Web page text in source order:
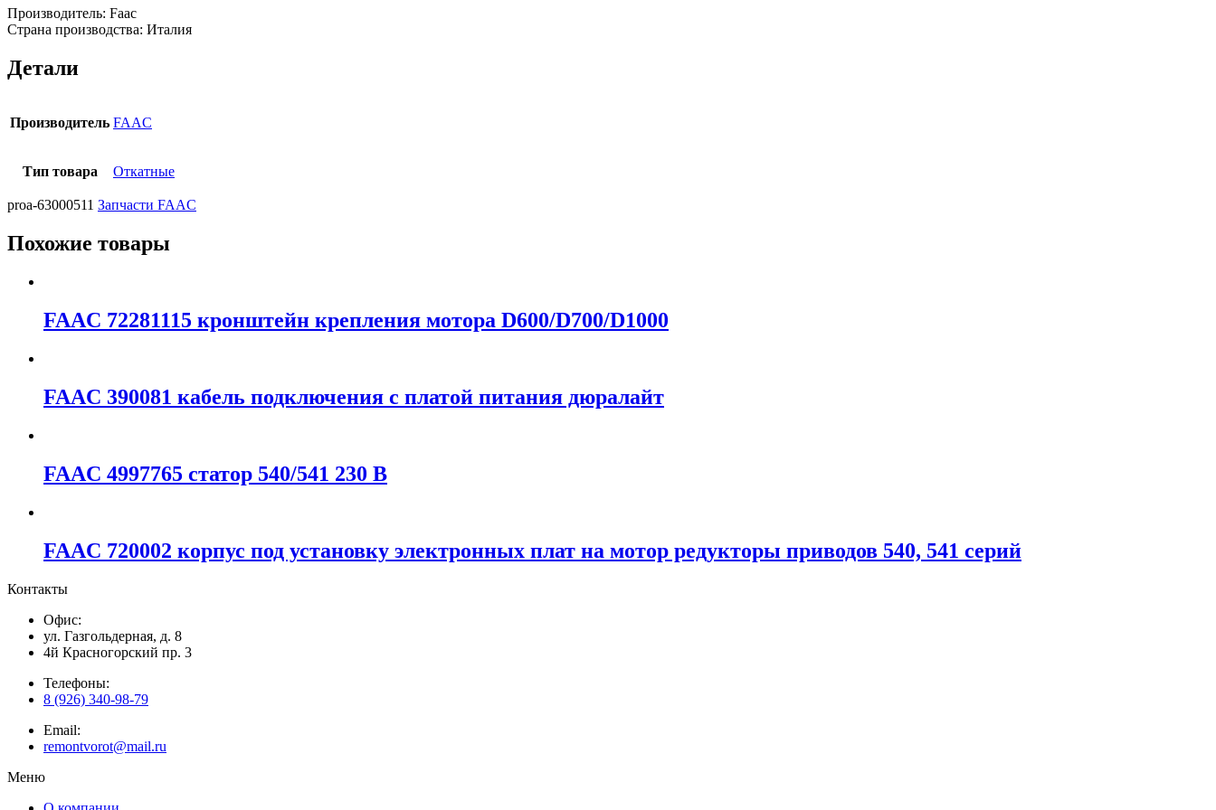
Производитель: Faac
Страна производства: Италия
Детали
Производитель FAAC
Тип товара Откатные
proa-63000511 Запчасти FAAC
Похожие товары
FAAC 72281115 кронштейн крепления мотора D600/D700/D1000
FAAC 390081 кабель подключения с платой питания дюралайт
FAAC 4997765 статор 540/541 230 В
FAAC 720002 корпус под установку электронных плат на мотор редукторы приводов 540, 541 серий
Контакты
Офис:
ул. Газгольдерная, д. 8
4й Красногорский пр. 3
Телефоны:
8 (926) 340-98-79
Email:
remontvorot@mail.ru
Меню